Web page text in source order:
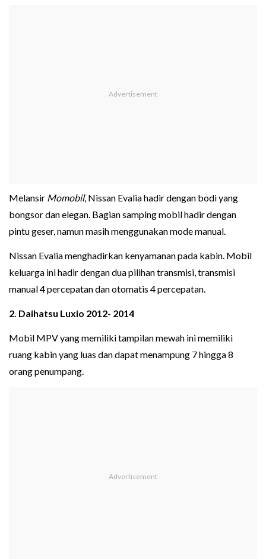
Melansir Momobil, Nissan Evalia hadir dengan bodi yang
bongsor dan elegan. Bagian samping mobil hadir dengan
pintu geser, namun masih menggunakan mode manual.
Nissan Evalia menghadirkan kenyamanan pada kabin. Mobil
keluarga ini hadir dengan dua pilihan transmisi, transmisi
manual 4 percepatan dan otomatis 4 percepatan.
2. Daihatsu Luxio 2012- 2014
Mobil MPV yang memiliki tampilan mewah ini memiliki
ruang kabin yang luas dan dapat menampung 7 hingga 8
orang penumpang.